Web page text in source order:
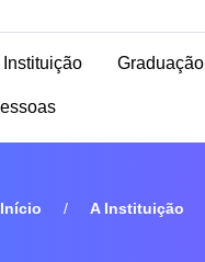
Instituição Graduação
Início A Instituição